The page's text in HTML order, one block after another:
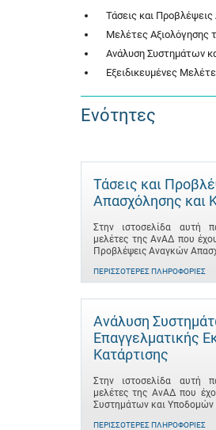
Τάσεις και
Μελέτες Αξιολόγησης
Ανάλυση Συστημάτων
Εξειδικευμένες
Ενότητες
Τάσεις και
Απασχόλησης και
Στην ιστοσελίδα αυτή
μελέτες της ΑνΑΔ που
Προβλέψεις Αναγκών
ΠΕΡΙΣΣΌΤΕΡΕΣ ΠΛΗΡΟΦΟΡΊΕΣ
Ανάλυση
Επαγγελματικής
Κατάρτισης
Στην ιστοσελίδα αυτή
μελέτες της ΑνΑΔ που
Συστημάτων και Υποδομών
ΠΕΡΙΣΣΌΤΕΡΕΣ ΠΛΗΡΟΦΟΡΊΕΣ